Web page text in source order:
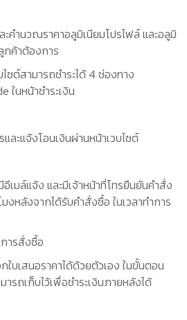
คำนวณราคาอลูมิเนียมโปรไฟล์ และอลูมิ
กค้าต้องการ
ซต์สามารถชำระได้ 4 ช่องทาง
ในหน้าชำระเงิน
และแจ้งโอนเงินผ่านหน้าเวบไซต์
อีเมล์แจ้ง และมีเจ้าหน้าที่โทรยืนยันคำสั่ง
งหลังจากได้รับคำสั่งซื้อ ในเวลาทำการ
ารสั่งซื้อ
บเสนอราคาได้ด้วยตัวเอง ในขั้นตอน
ารถเก็บไว้เพื่อชำระเงินภายหลังได้